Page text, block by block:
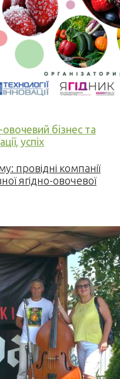
бізнес та
успіх
провідні компанії
ягідно-овочевої